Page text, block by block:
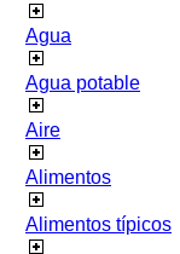
Agua
Agua potable
Aire
Alimentos
Alimentos típicos